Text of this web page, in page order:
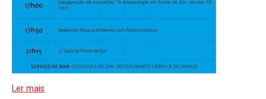
Ler mais